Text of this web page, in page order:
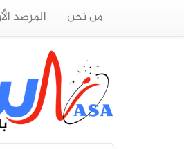
من نحن المرصد